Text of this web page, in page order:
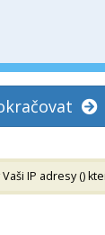
IP adresy ()